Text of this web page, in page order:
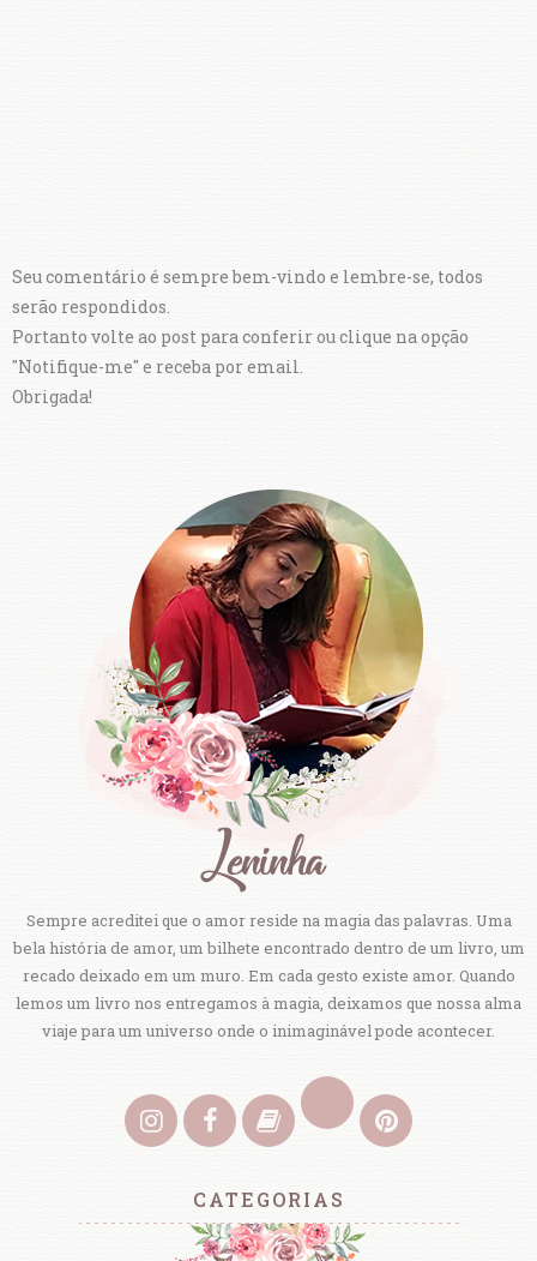
Seu comentário é sempre bem-vindo e lembre-se, todos
serão respondidos.
Portanto volte ao post para conferir ou clique na opção
"Notifique-me" e receba por email.
Obrigada!
Sempre acreditei que o amor reside na magia das palavras. Uma
bela história de amor, um bilhete encontrado dentro de um livro, um
recado deixado em um muro. Em cada gesto existe amor. Quando
lemos um livro nos entregamos à magia, deixamos que nossa alma
viaje para um universo onde o inimaginável pode acontecer.
CATEGORIAS